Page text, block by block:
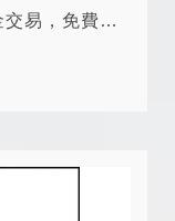
易，免費估
40年、艾柏迪